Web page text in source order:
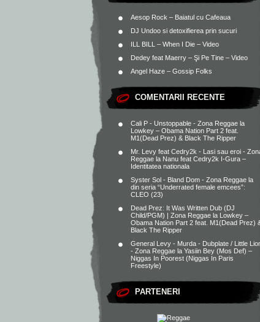
Aesop Rock – Baiatul cu Cafeaua
DJ Undoo si detoxifierea prin sucuri
ILL BILL – When I Die – Video
Dedey feat Maerry – Şi Pe Tine – Video
Angel Haze – Gossip Folks
COMENTARII RECENTE
Cali P - Unstoppable - Zona Reggae la
Lowkey – Obama Nation Part 2 feat.
M1(Dead Prez) & Black The Ripper
Mr. Levy feat Cedry2k - Lasi sau eroi -
Reggae la Nanu feat Cedry2k I-Gura –
Identitatea nationala
Syster Sol - Bland Dom - Zona Reggae la
din seria “Underrated female emcees”:
CLEO (23)
Dead Prez: It Was Written Dub (DJ
Child/PGM) | Zona Reggae la Lowkey –
Obama Nation Part 2 feat. M1(Dead Prez)
Black The Ripper
General Levy - Murda - Dubplate / Little
- Zona Reggae la Yasiin Bey (Mos Def) –
Niggas In Poorest (Niggas In Paris
Freestyle)
PARTENERI